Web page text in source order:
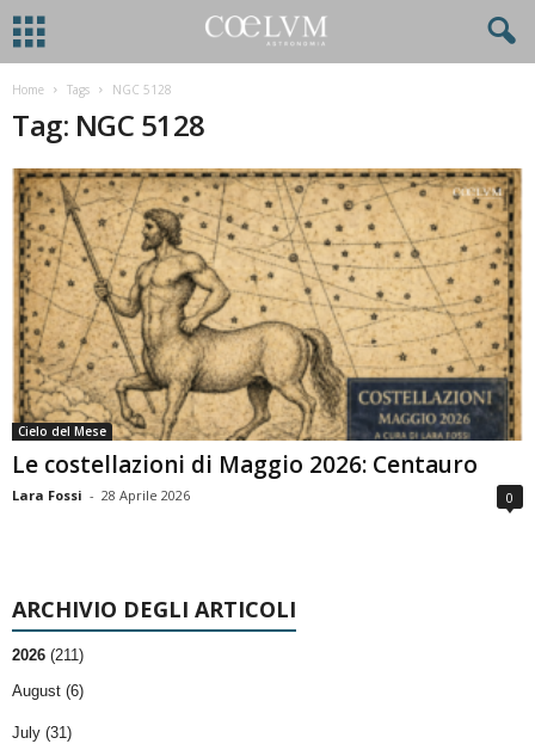
Home Tags NGC 5128
Tag: NGC 5128
Cielo del Mese
Le costellazioni di Maggio 2026: Centauro
Lara Fossi - 28 Aprile 2026 0
ARCHIVIO DEGLI ARTICOLI
2026 (211)
August (6)
July (31)